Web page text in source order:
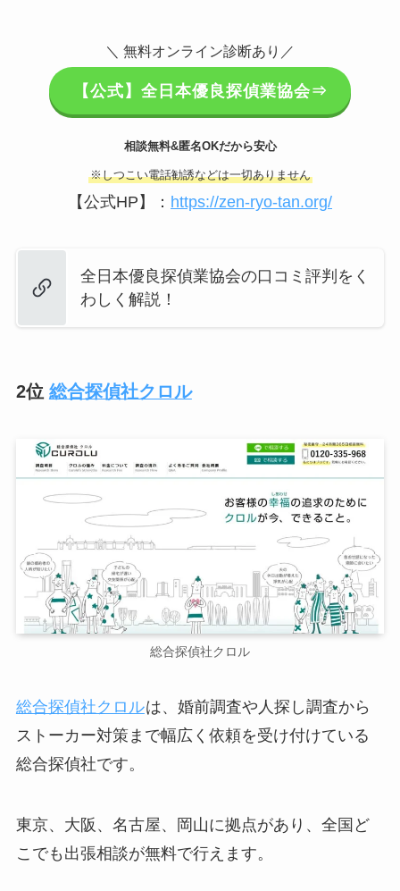
＼ 無料オンライン診断あり／
【公式】全日本優良探偵業協会⇒
相談無料&匿名OKだから安心
※しつこい電話勧誘などは一切ありません
【公式HP】： https://zen-ryo-tan.org/
全日本優良探偵業協会の口コミ評判をく
わしく解説！
2位 総合探偵社クロル
総合探偵社クロル
総合探偵社クロルは、婚前調査や人探し調査から
ストーカー対策まで幅広く依頼を受け付けている
総合探偵社です。
東京、大阪、名古屋、岡山に拠点があり、全国ど
こでも出張相談が無料で行えます。